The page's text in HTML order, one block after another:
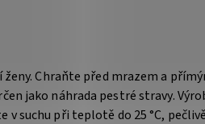
Chraňte před mrazem a
jako náhrada pestré stravy.
suchu při teplotě do 25 °C,